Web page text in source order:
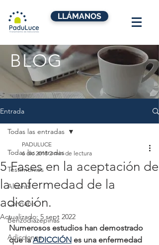
LLÁMANOS
BLOG
Entrada
Todas las entradas
Testimonios
Alcohol
Cannabis
Benzodiazepinas
Adicciones
Todas las entradas
5 Fases en la aceptación de
la enfermedad de la
adicción.
PADULUCE
6 dic 2018 2 min de lectura
Actualizado: 5 sept 2022
Numerosos estudios han demostrado
que la ADICCIÓN es una enfermedad